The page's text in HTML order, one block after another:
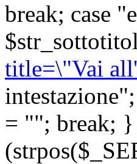
break; case
title=\"Vai
= ""; break;